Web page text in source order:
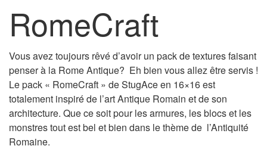
RomeCraft
Vous avez toujours rêvé d’avoir un pack de textures faisant
penser à la Rome Antique? Eh bien vous allez être servis !
Le pack « RomeCraft » de StugAce en 16×16 est
totalement inspiré de l’art Antique Romain et de son
architecture. Que ce soit pour les armures, les blocs et les
monstres tout est bel et bien dans le thème de l’Antiquité
Romaine.